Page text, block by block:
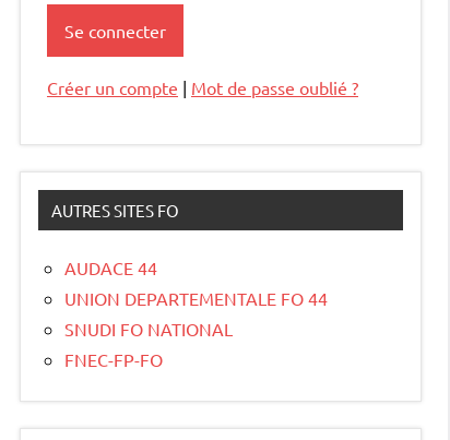
Créer un compte | Mot de passe oublié ?
AUTRES SITES FO
AUDACE 44
UNION DEPARTEMENTALE FO 44
SNUDI FO NATIONAL
FNEC-FP-FO